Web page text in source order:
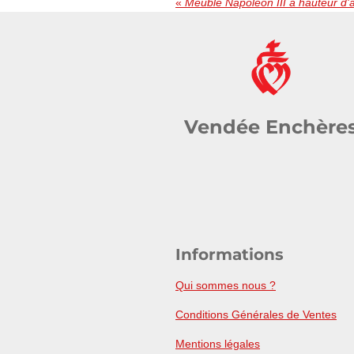
Vendée
Informations
Qui sommes nous ?
Conditions Générales de Ventes
Mentions légales